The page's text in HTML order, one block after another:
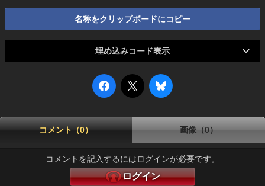
名称をクリップボードにコピー
埋め込みコード表示
コメント（0） 画像（0）
コメントを記入するにはログインが必要です。
ログイン